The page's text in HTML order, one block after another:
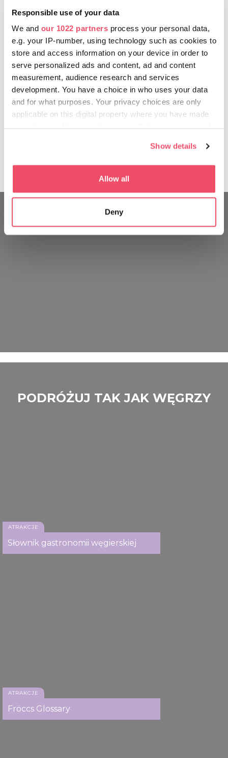
Responsible use of your data
We and our 1022 partners process your personal data,
e.g. your IP-number, using technology such as cookies to
store and access information on your device in order to
serve personalized ads and content, ad and content
measurement, audience research and services
development. You have a choice in who uses your data
and for what purposes. Your privacy choices are only
applicable on this digital property where you have made
If you allow, we would also like to:
which can be accurate to within several meters
Identify your device by actively scanning it for
specific characteristics (fingerprinting)
of their services.
Show details
Allow all
Deny
torcie wyzwanie polega na prawidłowym ustaleniu
równowagi masła, masła kakaowego, proszku
kakaowego i innych składników, aby tort dał
intensywnie kremowe, a jednak lekkie wrażenie.
Należy najwięcej uwagi poświęcać oczywiście
„bębenowi”, który jest zrobiony ze
skarmelizowanego cukru. Według starannie, ale na
nowo przemyślanego przepisu wykonują deser
następujący cukiernicy: Anna Maczák, Zoltán
Prawdziwą klasyką natomiast można delektować się
w cukierni Gerbaud.
PODRÓŻUJ TAK JAK WĘGRZY
ATRAKCJE
Słownik gastronomii węgierskiej
ATRAKCJE
Fröccs Glossary